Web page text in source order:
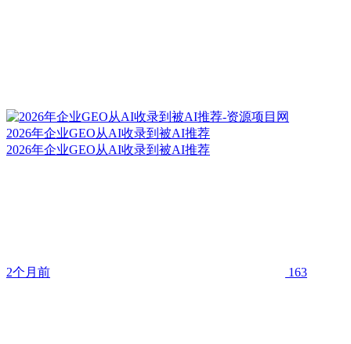
2026年企业GEO从AI收录到被AI推荐
2026年企业GEO从AI收录到被AI推荐
2个月前 163